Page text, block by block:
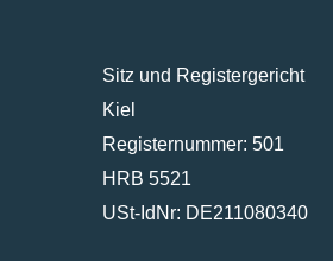
Sitz und Registergericht
Kiel
Registernummer:501
HRB 5521
USt-IdNr: DE211080340